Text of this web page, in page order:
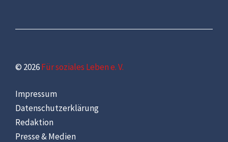
© 2026Für soziales Leben e. V.
Impressum
Datenschutzerklärung
Redaktion
Presse & Medien